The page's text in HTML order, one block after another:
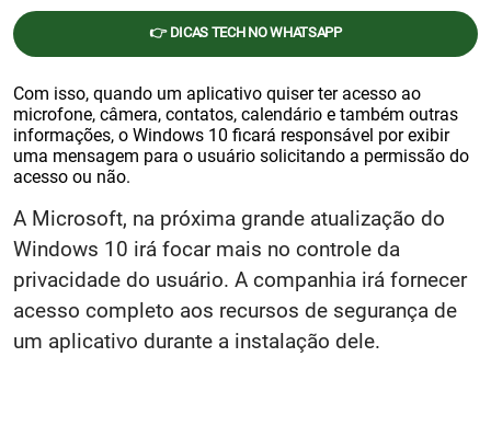
👉 DICAS TECH NO WHATSAPP
A Microsoft, na próxima grande atualização do
Windows 10 irá focar mais no controle da
privacidade do usuário. A companhia irá fornecer
acesso completo aos recursos de segurança de
um aplicativo durante a instalação dele.
Com isso, quando um aplicativo quiser ter acesso ao
microfone, câmera, contatos, calendário e também outras
informações, o Windows 10 ficará responsável por exibir
uma mensagem para o usuário solicitando a permissão do
acesso ou não.